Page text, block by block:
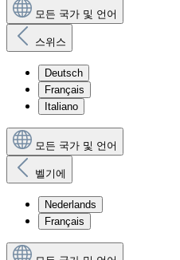
모든 국가 및 언어
스위스
Deutsch
Français
Italiano
모든 국가 및 언어
벨기에
Nederlands
Français